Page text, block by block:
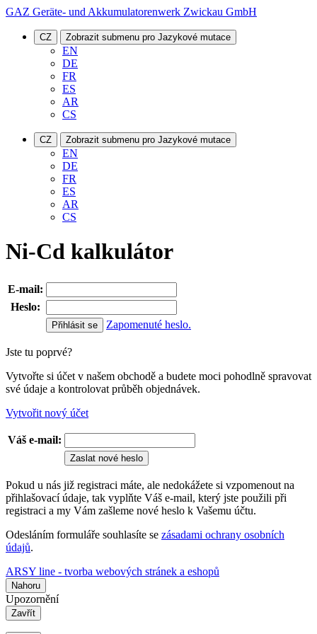
GAZ Geräte- und Akkumulatorenwerk Zwickau GmbH
CZ Zobrazit submenu pro Jazykové mutace
EN
DE
FR
ES
AR
CS
CZ Zobrazit submenu pro Jazykové mutace
EN
DE
FR
ES
AR
CS
Ni-Cd kalkulátor
E-mail:
Heslo:
Zapomenuté heslo.
Jste tu poprvé?
Vytvořte si účet v našem obchodě a budete moci pohodlně spravovat
své údaje a kontrolovat průběh objednávek.
Vytvořit nový účet
Váš e-mail:
Zaslat nové heslo
Pokud u nás již registraci máte, ale nedokážete si vzpomenout na
přihlašovací údaje, tak vyplňte Váš e-mail, který jste použili při
registraci a my Vám zašleme nové heslo k Vašemu účtu.
Odesláním formuláře souhlasíte se zásadami ochrany osobních
údajů.
ARSY line - tvorba webových stránek a eshopů
Nahoru
Upozornění
Zavřít